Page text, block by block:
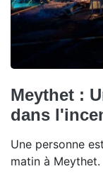
Meythet :
dans
Une personne
matin à Meythet.